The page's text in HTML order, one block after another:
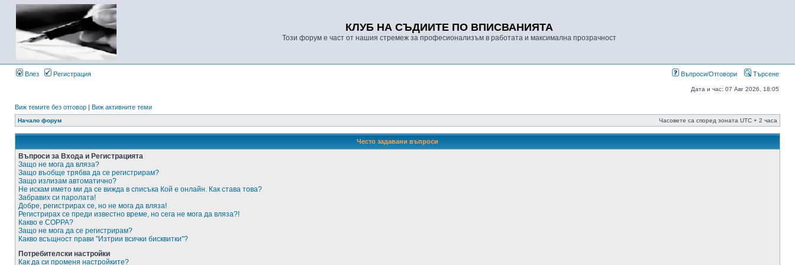
КЛУБ НА СЪДИИТЕ ПО ВПИСВАНИЯТА
Този форум е част от нашия стремеж за професионализъм в работата и максимална прозрачност
Влез Регистрация Въпроси/Отговори Търсене
Дата и час: 07 Авг 2026, 18:05
Виж темите без отговор | Виж активните теми
Начало форум Часовете са според зоната UTC + 2 часа
Често задавани въпроси
Въпроси за Входа и Регистрацията
Защо не мога да вляза?
Защо въобще трябва да се регистрирам?
Защо излизам автоматично?
Не искам името ми да се вижда в списъка Кой е онлайн. Как става това?
Забравих си паролата!
Добре, регистрирах се, но не мога да вляза!
Регистрирах се преди известно време, но сега не мога да вляза?!
Какво е COPPA?
Защо не мога да се регистрирам?
Какво всъщност прави "Изтрии всички бисквитки"?
Потребителски настройки
Как да си променя настройките?